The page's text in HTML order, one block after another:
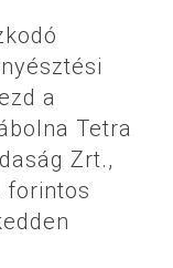
a
Tetra
Zrt.,
forintos